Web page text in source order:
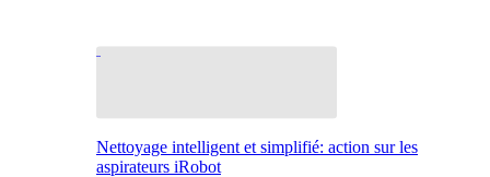
Nettoyage intelligent et simplifié: action sur les
aspirateurs iRobot